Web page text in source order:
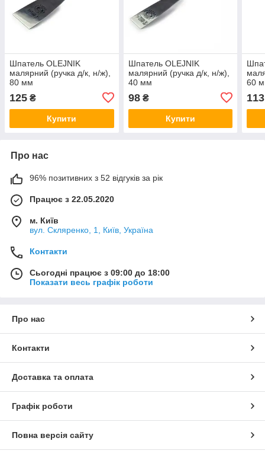
Шпатель OLEJNIK
малярний (ручка д/к, н/ж),
80 мм
125 ₴
Купити
Шпатель OLEJNIK
малярний (ручка д/к, н/ж),
40 мм
98₴
Купити
60
113
Про нас
96% позитивних з 52 відгуків за рік
Працює з 22.05.2020
м. Київ
вул. Скляренко, 1, Київ, Україна
Контакти
Сьогодні працює з 09:00 до 18:00
Показати весь графік роботи
Про нас
Контакти
Доставка та оплата
Графік роботи
Повна версія сайту